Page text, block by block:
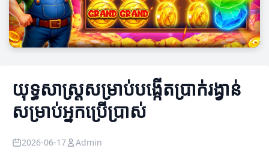
យុទ្ធសាស្ត្រសម្រាប់បង្កើតប្រាក់រង្វាន់
សម្រាប់អ្នកប្រើប្រាស់
2026-06-17 Admin